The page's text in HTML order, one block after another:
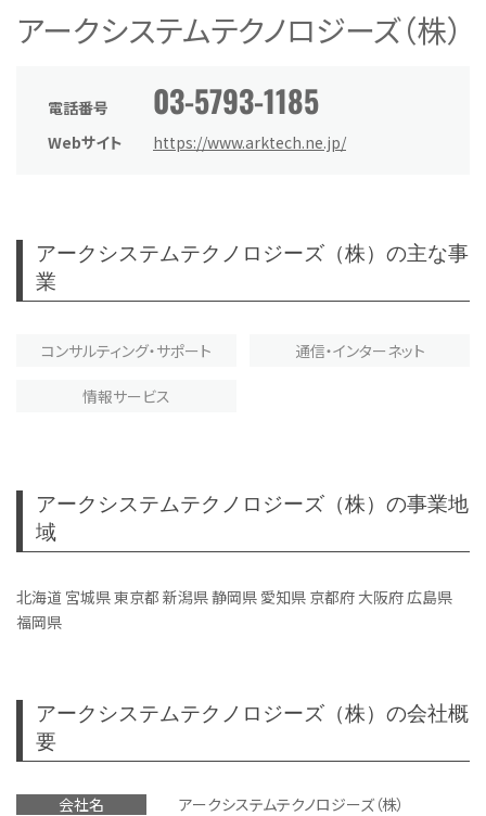
アークシステムテクノロジーズ（株）
電話番号 03-5793-1185
Webサイト https://www.arktech.ne.jp/
アークシステムテクノロジーズ（株）の主な事
業
コンサルティング・サポート 通信・インターネット
情報サービス
アークシステムテクノロジーズ（株）の事業地
域
北海道 宮城県 東京都 新潟県 静岡県 愛知県 京都府 大阪府 広島県
福岡県
アークシステムテクノロジーズ（株）の会社概
要
会社名
アークシステムテクノロジーズ（株）